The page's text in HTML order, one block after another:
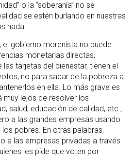
o la “soberanía” no se
se estén burlando en nuestras
nada.
el gobierno morenista no puede
monetarias directas,
tarjetas del bienestar, tienen el
no para sacar de la pobreza a
en ella. Lo más grave es
muy lejos de resolver los
salud, educación de calidad, etc.;
a las grandes empresas usando
pobres. En otras palabras,
a las empresas privadas a través
les pide que voten por